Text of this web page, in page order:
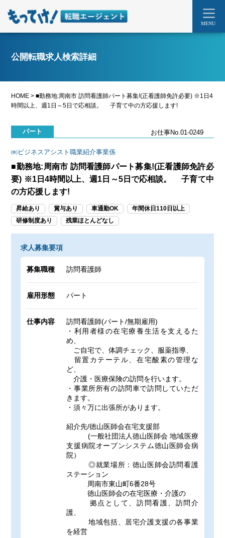
MENU
公開転職求人検索詳細
HOME >■勤務地:周南市 訪問看護師パート募集!(正看護師免許必要) ※1日4
時間以上、週1日～5日で応相談。 子育て中の方応援します!
パート お仕事No.01-0249
㈱ビジネスアシスト職業紹介事業係
■勤務地:周南市 訪問看護師パート募集!(正看護師免許必
要) ※1日4時間以上、週1日～5日で応相談。 子育て中
の方応援します!
昇給あり 賞与あり 車通勤OK
年間休日110日以上
研修制度あり
残業ほとんどなし
求人募集要項
募集職種 訪問看護師
雇用形態 パート
仕事内容
訪問看護師(パート/無期雇用)
・利用者様の在宅療養生活を支えるた
め、
ご自宅で、体調チェック、服薬指導、
留置カテーテル、在宅酸素の管理な
ど、
介護・医療保険の訪問を行います。
・事業所所有の訪問車で訪問していただ
きます。
・須々万に出張所があります。
紹介先/徳山医師会在宅支援部
(一般社団法人徳山医師会 地域医療
支援病院オープンシステム徳山医師会病
院）
◎就業場所：徳山医師会訪問看護
ステーション
周南市東山町6番28号
徳山医師会の在宅医療・介護の
拠点として、訪問看護、訪問介
護、
地域包括、居宅介護支援の各事業
を経営